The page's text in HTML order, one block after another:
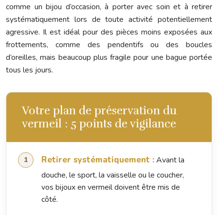
comme un bijou d’occasion, à porter avec soin et à retirer
systématiquement lors de toute activité potentiellement
agressive. Il est idéal pour des pièces moins exposées aux
frottements, comme des pendentifs ou des boucles
d’oreilles, mais beaucoup plus fragile pour une bague portée
tous les jours.
Votre plan de préservation du
vermeil : 5 points de vigilance
Retirer systématiquement :Avant la
douche, le sport, la vaisselle ou le coucher,
vos bijoux en vermeil doivent être mis de
côté.